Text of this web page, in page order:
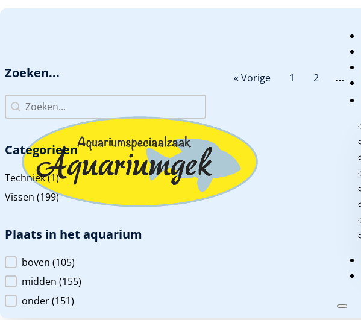
Zoeken...
Zoeken...
Zoeken...
Categorieen
Categorieen
Techniek(1)
Vissen (199)
Plaats in het aquarium
Plaats in het aquarium
boven (105)
midden (155)
onder(151)
« Vorige 1 2 …